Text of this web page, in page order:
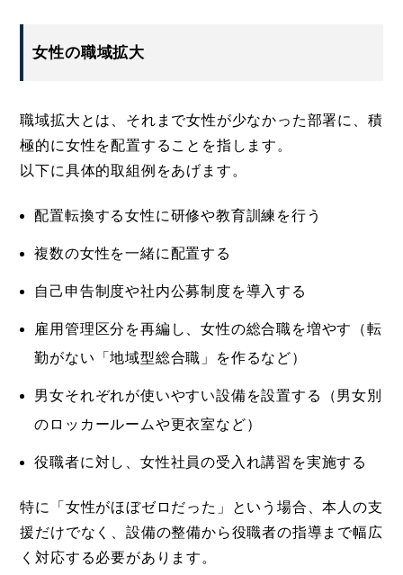
女性の職域拡大
職域拡大とは、それまで女性が少なかった部署に、積
極的に女性を配置することを指します。
以下に具体的取組例をあげます。
配置転換する女性に研修や教育訓練を行う
複数の女性を一緒に配置する
自己申告制度や社内公募制度を導入する
雇用管理区分を再編し、女性の総合職を増やす（転
勤がない「地域型総合職」を作るなど）
男女それぞれが使いやすい設備を設置する（男女別
のロッカールームや更衣室など）
役職者に対し、女性社員の受入れ講習を実施する
特に「女性がほぼゼロだった」という場合、本人の支
援だけでなく、設備の整備から役職者の指導まで幅広
く対応する必要があります。